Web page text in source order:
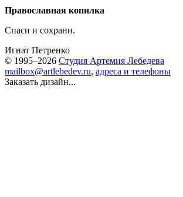
Православная копилка
Спаси и сохрани.
Игнат Петренко
© 1995–2026 Студия Артемия Лебедева
mailbox@artlebedev.ru, адреса и телефоны
Заказать дизайн...